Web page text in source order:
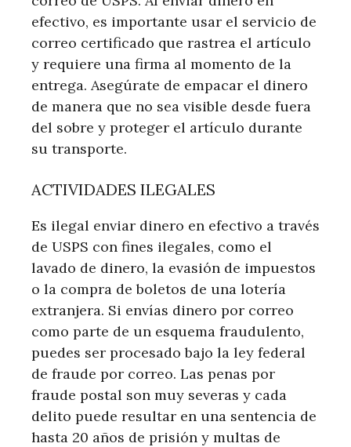
efectivo, es importante usar el servicio de
correo certificado que rastrea el artículo
y requiere una firma al momento de la
entrega. Asegúrate de empacar el dinero
de manera que no sea visible desde fuera
del sobre y proteger el artículo durante
su transporte.
ACTIVIDADES ILEGALES
Es ilegal enviar dinero en efectivo a través
de USPS con fines ilegales, como el
lavado de dinero, la evasión de impuestos
o la compra de boletos de una lotería
extranjera. Si envías dinero por correo
como parte de un esquema fraudulento,
puedes ser procesado bajo la ley federal
de fraude por correo. Las penas por
fraude postal son muy severas y cada
delito puede resultar en una sentencia de
hasta 20 años de prisión y multas de